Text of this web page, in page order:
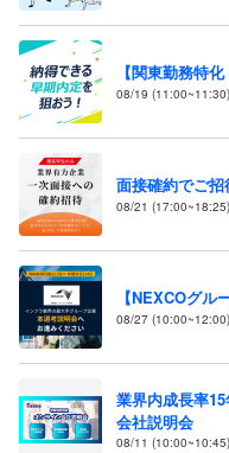
【関東勤務特
08/19 (11:00~11:30)
面接確約でご招
08/21 (17:00~18:25)
【NEXCOグ
08/27 (10:00~12:00)
業界内成長率
会社説明会
08/11 (10:00~10:45)